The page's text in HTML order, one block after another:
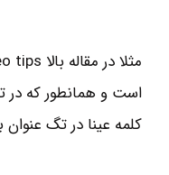
است و همانطور که در
کلمه عینا در تگ عنوان